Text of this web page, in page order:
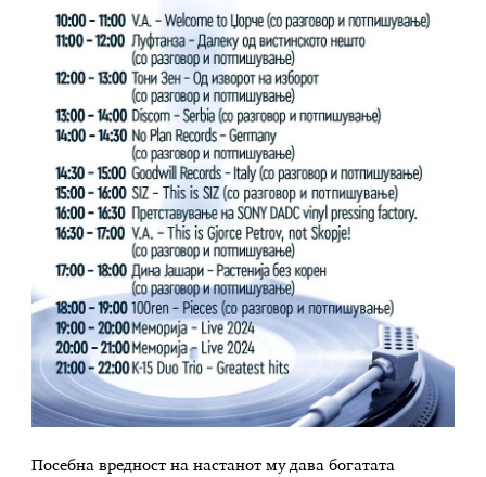
Посебна вредност на настанот му дава богатата